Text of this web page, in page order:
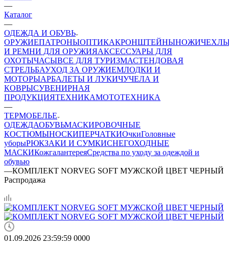
—
Каталог
—
ОДЕЖДА И ОБУВЬ
ОРУЖИЕПАТРОНЫОПТИКАКРОНШТЕЙНЫНОЖИ
И РЕМНИ ДЛЯ ОРУЖИЯАКСЕССУАРЫ ДЛЯ
ОХОТЫЧАСЫВСЕ ДЛЯ ТУРИЗМАСТЕНДОВАЯ
СТРЕЛЬБАУХОД ЗА ОРУЖИЕМЛОДКИ И
МОТОРЫАРБАЛЕТЫ И ЛУКИЧУЧЕЛА И
КОВРЫСУВЕНИРНАЯ
ПРОДУКЦИЯТЕХНИКАМОТОТЕХНИКА
—
ТЕРМОБЕЛЬЕ
ОДЕЖДАОБУВЬМАСКИРОВОЧНЫЕ
КОСТЮМЫНОСКИПЕРЧАТКИОчкиГоловные
уборыРЮКЗАКИ И СУМКИСНЕГОХОДНЫЕ
МАСКИКожгалантереяСредства по уходу за одеждой и
обувью
—КОМПЛЕКТ NORVEG SOFT МУЖСКОЙ ЦВЕТ ЧЕРНЫЙ
Распродажа
01.09.2026 23:59:59 0000